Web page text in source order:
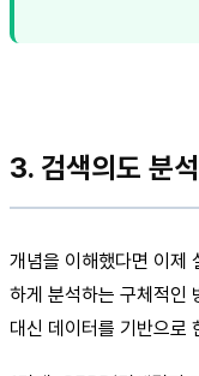
3. 검색의도 분
개념을 이해했다면 이제
하게 분석하는 구체적인
대신 데이터를 기반으로